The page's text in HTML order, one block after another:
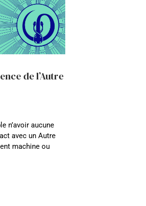
de l’Autre
n’avoir aucune
avec un Autre
machine ou